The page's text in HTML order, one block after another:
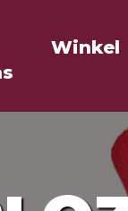
Winkel